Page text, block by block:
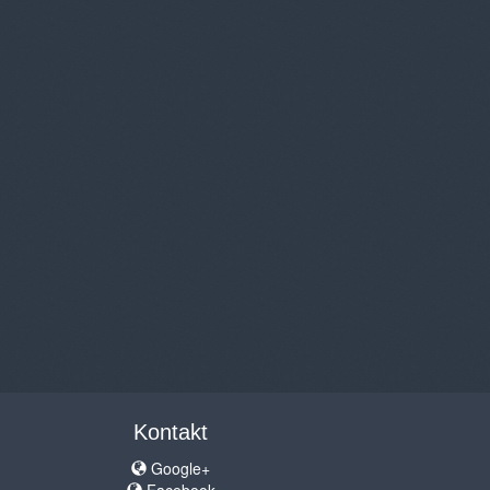
Kontakt
Google+